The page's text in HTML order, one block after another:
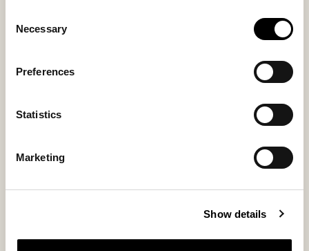
Selection
Necessary
Preferences
Statistics
Marketing
Show details